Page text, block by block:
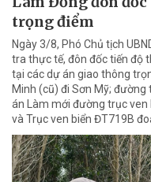
trọng điểm
Ngày 3/8, Phó Chủ tịch
tra thực tế, đôn đốc tiến độ
tại các dự án giao thông
Minh (cũ) đi Sơn Mỹ;
án Làm mới đường trục ven
và Trục ven biển ĐT719B